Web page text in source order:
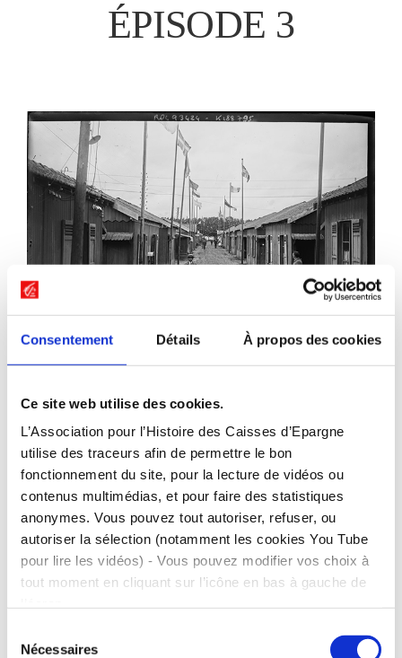
Consentement Détails À propos des cookies
Ce site web utilise des cookies.
L’Association pour l’Histoire des Caisses d’Epargne
utilise des traceurs afin de permettre le bon
fonctionnement du site, pour la lecture de vidéos ou
contenus multimédias, et pour faire des statistiques
anonymes. Vous pouvez tout autoriser, refuser, ou
autoriser la sélection (notamment les cookies You Tube
pour lire les vidéos) - Vous pouvez modifier vos choix à
tout moment en cliquant sur l’icône en bas à gauche de
Nécessaires
ÉPISODE 3
Un tournant dans l’histoire sportive ! Ces Jeux, par
leur ampleur et leur renommée, n’ont plus aucune
mesure avec ceux, très confidentiels, organisés 20
ans plus tôt dans la capitale française. 44 Nations,
plus de 3000 athlètes, dont 135 femmes, se mesurent
dans 126 épreuves sportives.
mesure avec ceux, très confidentiels, organisés 20